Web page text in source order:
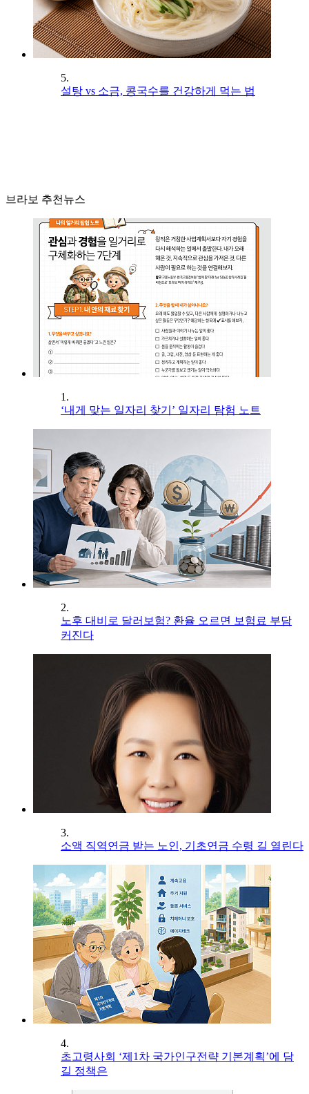
5.
설탕 vs 소금, 콩국수를 건강하게 먹는 법
브라보 추천뉴스
1.
‘내게 맞는 일자리 찾기’ 일자리 탐험 노트
2.
노후 대비로 달러보험? 환율 오르면 보험료 부담
커진다
3.
소액 직역연금 받는 노인, 기초연금 수령 길 열린다
4.
초고령사회 ‘제1차 국가인구전략 기본계획’에 담
길 정책은